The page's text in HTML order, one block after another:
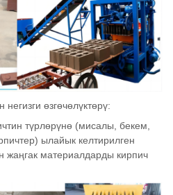
өзгөчөлүктөрү:
түрлөрүнө (мисалы, бекем,
ылайык келтирилген
жаңгак материалдарды кирпич